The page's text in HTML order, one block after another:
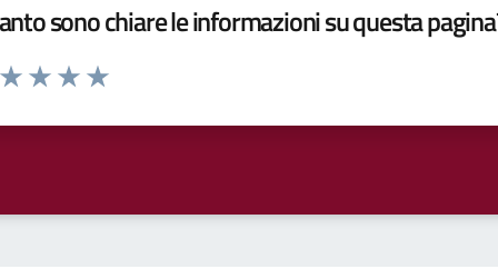
sono chiare le informazioni su questa
da 1 a 5 stelle la pagina